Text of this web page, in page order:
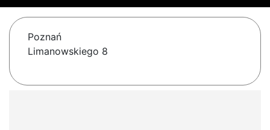
Poznań
Limanowskiego 8